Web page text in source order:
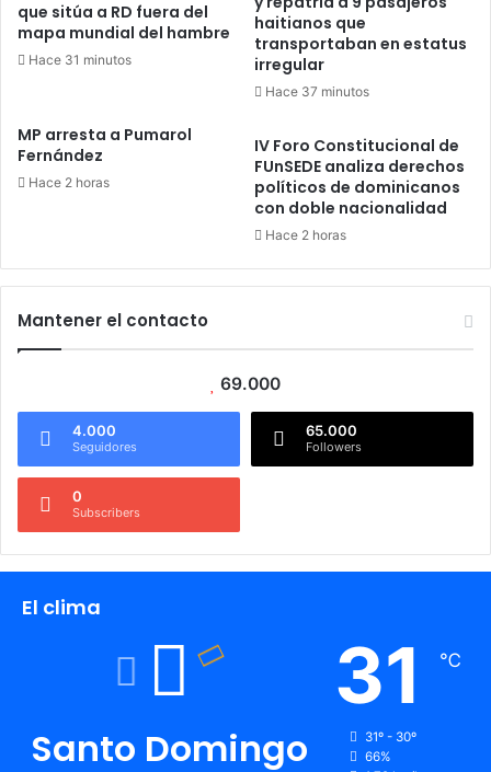
que sitúa a RD fuera del
mapa mundial del hambre
Hace 31 minutos
haitianos que
transportaban en estatus
irregular
Hace 37 minutos
MP arresta a Pumarol
Fernández
Hace 2 horas
IV Foro Constitucional de
FUnSEDE analiza derechos
políticos de dominicanos
con doble nacionalidad
Hace 2 horas
Mantener el contacto
69.000
4.000
Seguidores
65.000
Followers
0
Subscribers
El clima
Santo Domingo
31 ℃
31º - 30º
66%